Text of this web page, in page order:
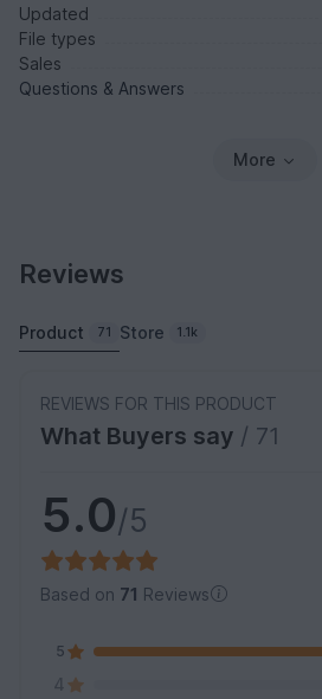
Updated
File types
Sales
Questions & Answers
More
Reviews
Product 71 Store 1.1k
REVIEWS FOR THIS PRODUCT
What Buyers say / 71
5.0/5
Based on 71 Reviews
5
4